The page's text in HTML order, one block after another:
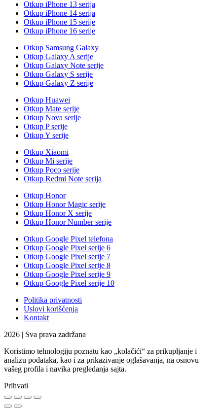
Otkup iPhone 13 serija
Otkup iPhone 14 serija
Otkup iPhone 15 serije
Otkup iPhone 16 serije
Otkup Samsung Galaxy
Otkup Galaxy A serije
Otkup Galaxy Note serije
Otkup Galaxy S serije
Otkup Galaxy Z serije
Otkup Huawei
Otkup Mate serije
Otkup Nova serije
Otkup P serije
Otkup Y serije
Otkup Xiaomi
Otkup Mi serije
Otkup Poco serije
Otkup Redmi Note serija
Otkup Honor
Otkup Honor Magic serije
Otkup Honor X serije
Otkup Honor Number serije
Otkup Google Pixel telefona
Otkup Google Pixel serije 6
Otkup Google Pixel serije 7
Otkup Google Pixel serije 8
Otkup Google Pixel serije 9
Otkup Google Pixel serije 10
Politika privatnosti
Uslovi korišćenja
Kontakt
2026 | Sva prava zadržana
Koristimo tehnologiju poznatu kao „kolačići“ za prikupljanje i
analizu podataka, kao i za prikazivanje oglašavanja, na osnovu
vašeg profila i navika pregledanja sajta.
Prihvati